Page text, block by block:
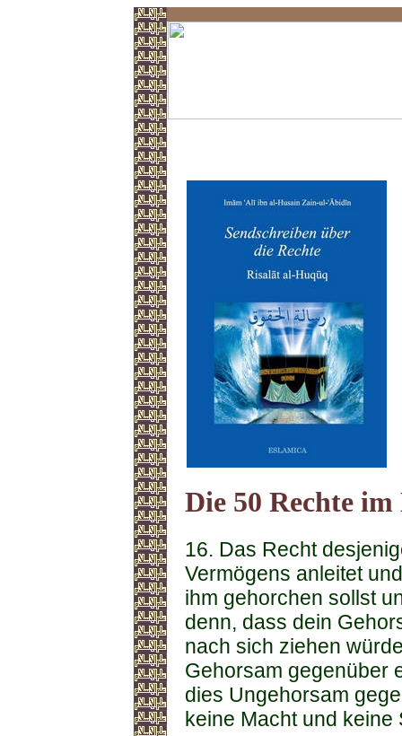
Die 50 Rechte
16. Das Recht
Vermögens anleitet
ihm gehorchen sollst
denn, dass dein
nach sich ziehen
Gehorsam gegenüber
dies Ungehorsam
keine Macht und